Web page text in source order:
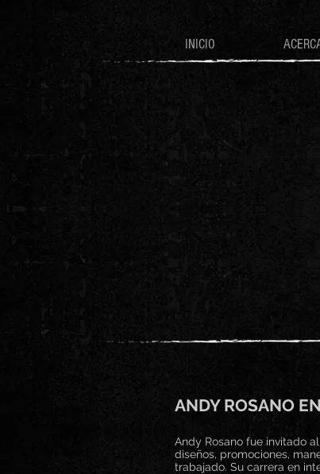
INICIO
ANDY ROSANO
Andy Rosano fue invitado
diseños, promociones,
trabajado. Su carrera en